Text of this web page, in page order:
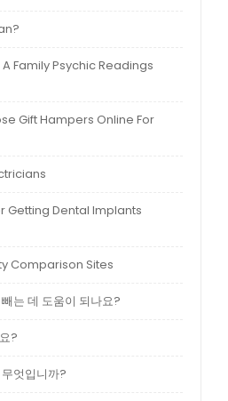
Family Psychic Readings
Gift Hampers Online For
Getting Dental Implants
Comparison Sites
는 데 도움이 되나요?
?
엇입니까?